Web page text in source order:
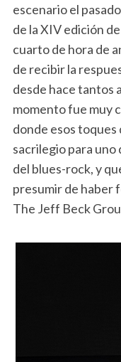
escenario el
de la XIV edición
cuarto de hora de
de recibir la
desde hace tantos
momento fue muy
donde esos toques
sacrilegio para uno
del blues-rock, y
presumir de haber
The Jeff Beck